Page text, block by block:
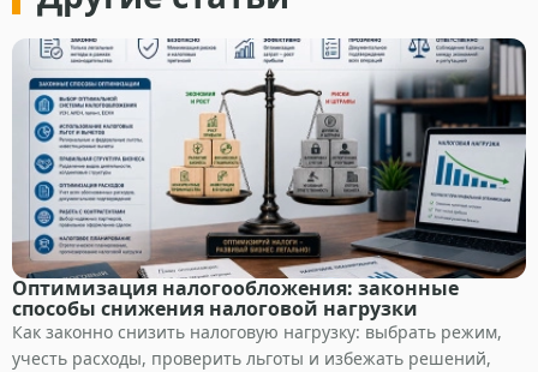
Оптимизация налогообложения: законные
способы снижения налоговой нагрузки
Как законно снизить налоговую нагрузку: выбрать режим,
учесть расходы, проверить льготы и избежать решений,